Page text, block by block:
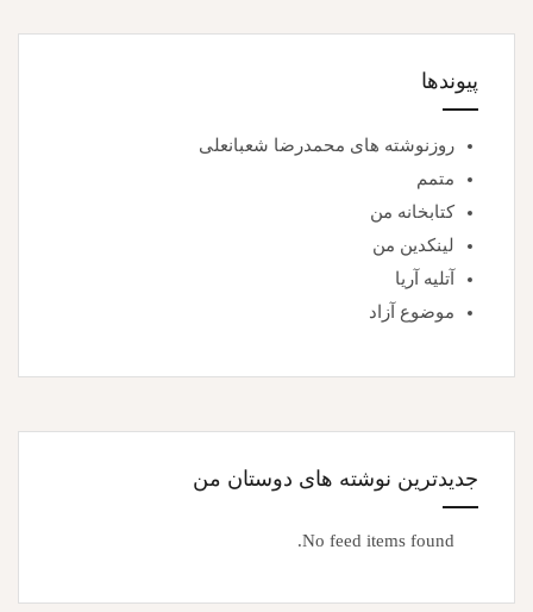
پیوندها
روزنوشته های محمدرضا شعبانعلی
متمم
کتابخانه من
لینکدین من
آتلیه آریا
موضوع آزاد
جدیدترین نوشته های دوستان من
No feed items found.